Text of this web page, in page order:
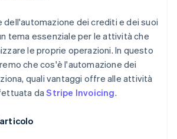
dell'automazione dei crediti e dei suoi
tema essenziale per le attività che
le proprie operazioni. In questo
che cos'è l'automazione dei
quali vantaggi offre alle attività
daStripe Invoicing.